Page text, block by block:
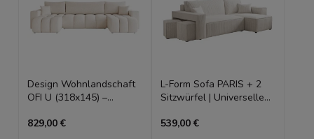
Design Wohnlandschaft
OFI U (318x145) –
Tief Gesteppt
829,00 €
L-Form Sofa PARIS + 2
Sitzwürfel | Universelle
539,00 €